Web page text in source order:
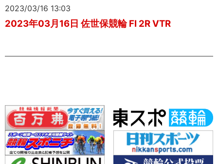
2023/03/16 13:03
2023年03月16日 佐世保競輪 FI 2R VTR